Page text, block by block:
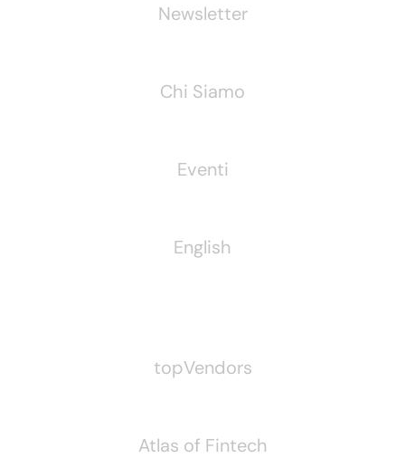
Newsletter
Chi Siamo
Eventi
English
topVendors
Atlas of Fintech